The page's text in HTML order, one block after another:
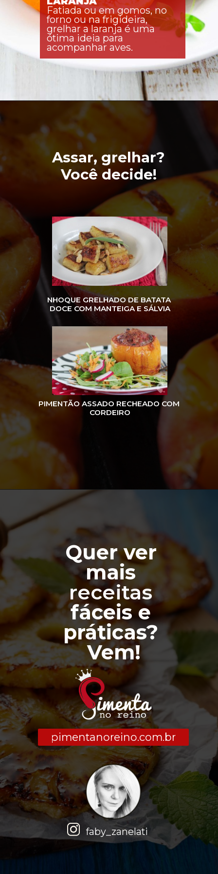
Fatiada ou em gomos, no
forno ou na frigideira,
grelhar a laranja é uma
ótima ideia para
acompanhar aves.
Assar, grelhar?
Você decide!
NHOQUE GRELHADO DE BATATA
DOCE COM MANTEIGA E SÁLVIA
PIMENTÃO ASSADO RECHEADO COM
CORDEIRO
Quer ver
mais
receitas
fáceis e
práticas?
Vem!
pimentanoreino.com.br
faby_zanelati